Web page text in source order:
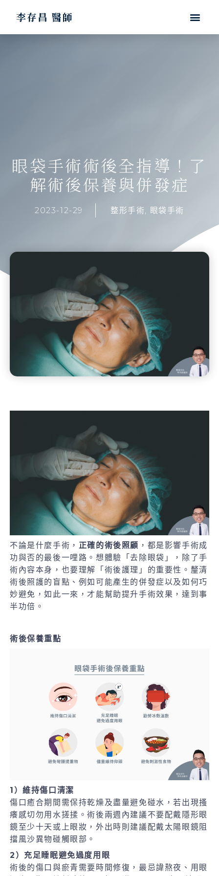
李存昌 醫師
眼袋手術術後全指導！了
解術後保養與併發症
2023-12-29 整形手術 眼袋手術
不論是什麼手術， 正確的術後照顧 ，都是影響手術成
功與否的最後一哩路。想體驗「去除眼袋」，除了手
術內容本身，也要理解「術後護理」的重要性。釐清
術後照護的盲點、例如可能產生的併發症以及如何巧
妙避免，如此一來，才能幫助提升手術效果，達到事
半功倍。
術後保養重點
1）維持傷口清潔
傷口癒合期間需保持乾燥及盡量避免碰水，若出現搔
癢感切勿用水搓揉。術後兩週內建議不要配戴隱形眼
鏡至少十天或上眼妝，外出時則建議配戴太陽眼鏡阻
擋風沙異物碰觸眼部。
2）充足睡眠避免過度用眼
術後的傷口與瘀青需要時間修復，最忌諱熬夜、用眼